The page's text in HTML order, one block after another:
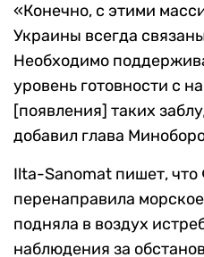
«Конечно, с этими
Украины всегда
Необходимо
уровень готовности с
[появления] таких
добавил глава
Ilta-Sanomat пишет, что
перенаправила
подняла в воздух
наблюдения за